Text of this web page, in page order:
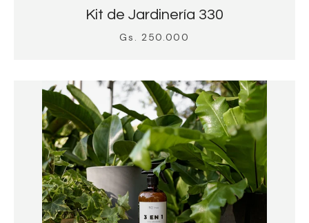
Kit de Jardinería 330
Gs. 250.000